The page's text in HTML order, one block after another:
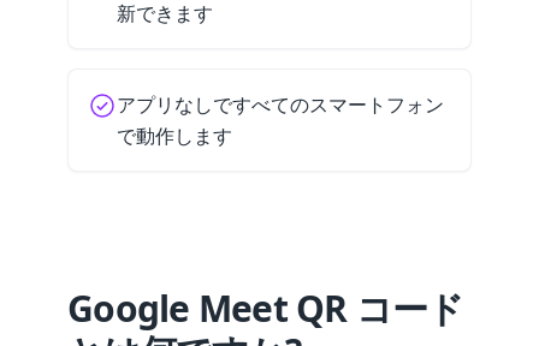
新できます
アプリなしですべてのスマートフォン
で動作します
Google Meet QR コード